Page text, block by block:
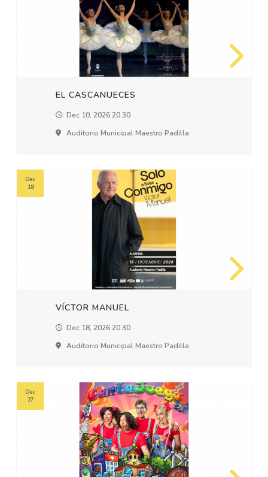
EL CASCANUECES
Dec 10, 2026 20:30
Auditorio Municipal Maestro Padilla.
VÍCTOR MANUEL
Dec 18, 2026 20:30
Auditorio Municipal Maestro Padilla.
Dec
18
Dec
27